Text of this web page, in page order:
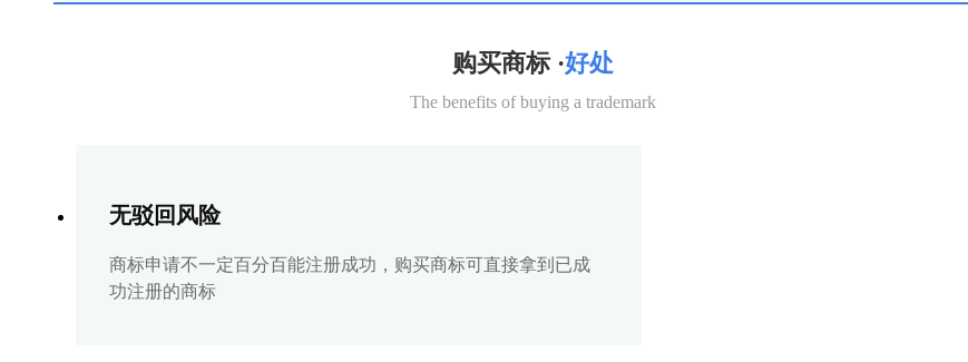
购买商标 ·好处
The benefits of buying a trademark
无驳回风险
商标申请不一定百分百能注册成功，购买商标可直接拿到已成
功注册的商标